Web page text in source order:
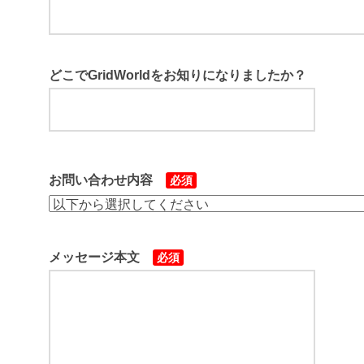
どこでGridWorldをお知りになりましたか？
お問い合わせ内容 必須
メッセージ本文 必須